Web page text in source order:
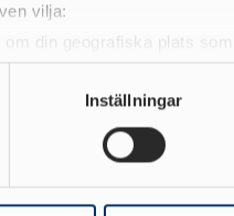
vilja:
om din geografiska plats
personliga uppgifter
när som helst från cookie-
vår trafik. Vi
Inställningar